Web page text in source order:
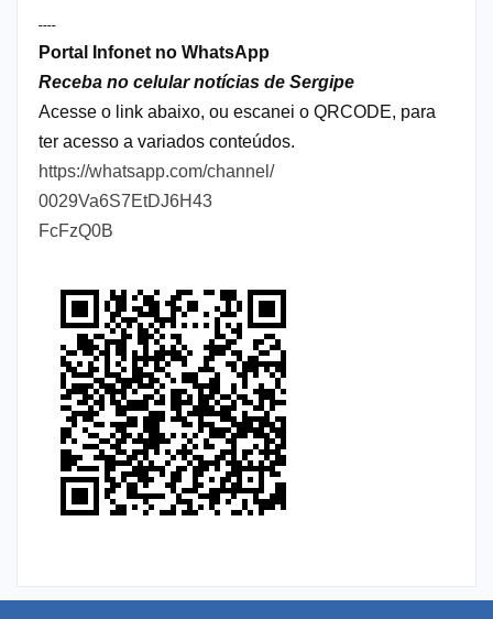
----
Portal Infonet no WhatsApp
Receba no celular notícias de Sergipe
Acesse o link abaixo, ou escanei o QRCODE, para
ter acesso a variados conteúdos.
https://whatsapp.com/channel/
0029Va6S7EtDJ6H43
FcFzQ0B